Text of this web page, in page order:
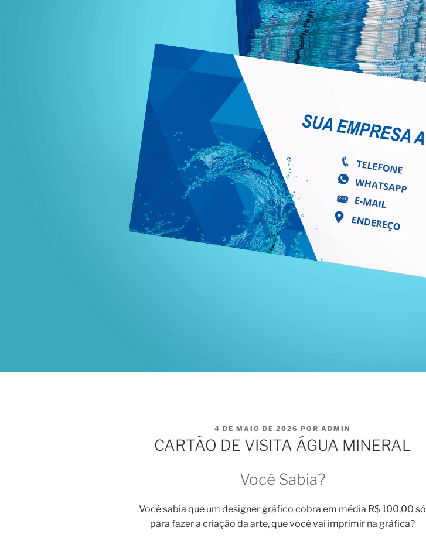
PUBLICADO
EM
4 DE MAIO DE 2026 PORADMIN
CARTÃO DE VISITA ÁGUA MINERAL
Você Sabia?
Você sabia que um designer gráfico cobra em média R$ 100,00 só
para fazer a criação da arte, que você vai imprimir na gráfica?